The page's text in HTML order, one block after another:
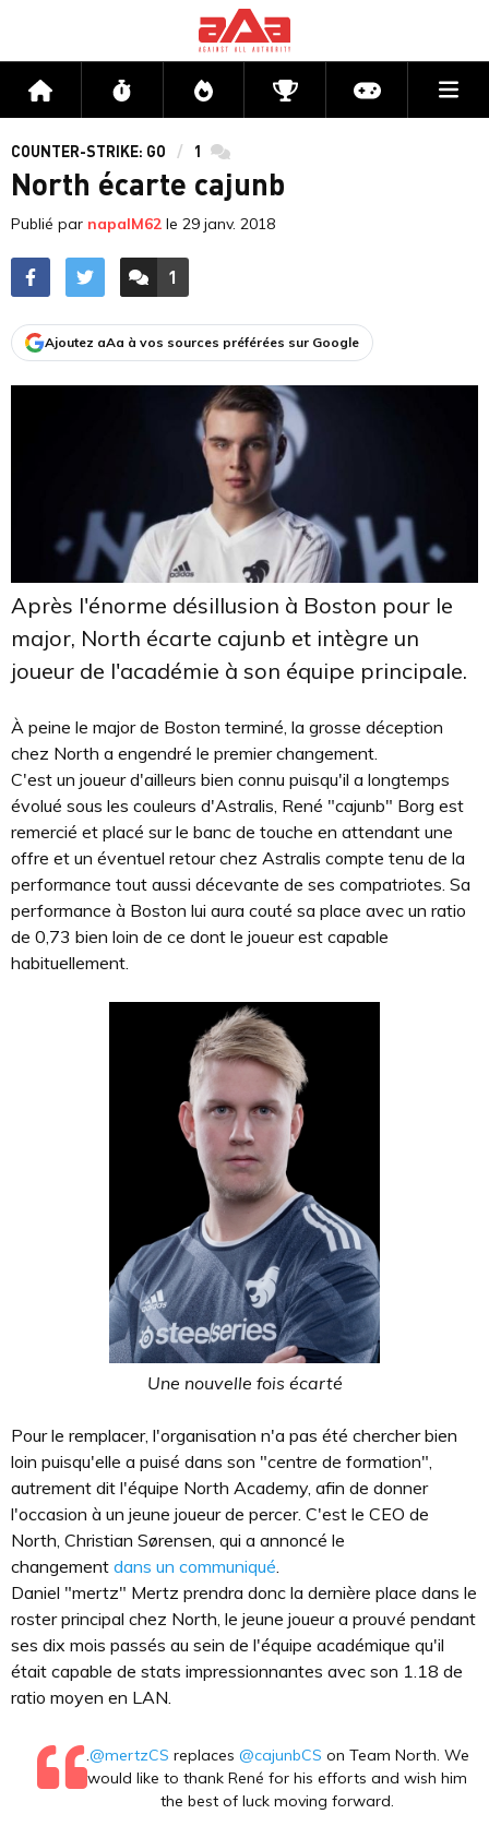
Accueil Flux Directs CompétitionsActu jeux
COUNTER-STRIKE: GO 1 commentaires
North écarte cajunb
Publié par napalM62 le 29 janv. 2018
ACCÉDER AUX
1
COMMENTAIRES
Ajoutez aAa à vos sources préférées sur Google
Après l'énorme désillusion à Boston pour le
major, North écarte cajunb et intègre un
joueur de l'académie à son équipe principale.
À peine le major de Boston terminé, la grosse déception
chez North a engendré le premier changement.
C'est un joueur d'ailleurs bien connu puisqu'il a longtemps
évolué sous les couleurs d'Astralis, René "cajunb" Borg est
remercié et placé sur le banc de touche en attendant une
offre et un éventuel retour chez Astralis compte tenu de la
performance tout aussi décevante de ses compatriotes. Sa
performance à Boston lui aura couté sa place avec un ratio
de 0,73 bien loin de ce dont le joueur est capable
habituellement.
Une nouvelle fois écarté
Pour le remplacer, l'organisation n'a pas été chercher bien
loin puisqu'elle a puisé dans son "centre de formation",
autrement dit l'équipe North Academy, afin de donner
l'occasion à un jeune joueur de percer. C'est le CEO de
North, Christian Sørensen, qui a annoncé le
changement dans un communiqué
Daniel "mertz" Mertz prendra donc la dernière place dans le
roster principal chez North, le jeune joueur a prouvé pendant
ses dix mois passés au sein de l'équipe académique qu'il
était capable de stats impressionnantes avec son 1.18 de
ratio moyen en LAN.
.@mertzCS replaces @cajunbCS on Team North. We
would like to thank René for his efforts and wish him
the best of luck moving forward.